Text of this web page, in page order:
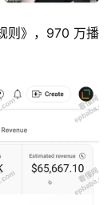
则》，970 万播